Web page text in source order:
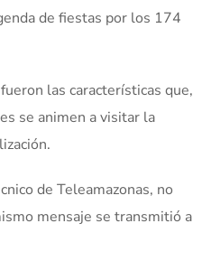
de fiestas por los 174
fueron las características que,
se animen a visitar la
de Teleamazonas, no
mensaje se transmitió a